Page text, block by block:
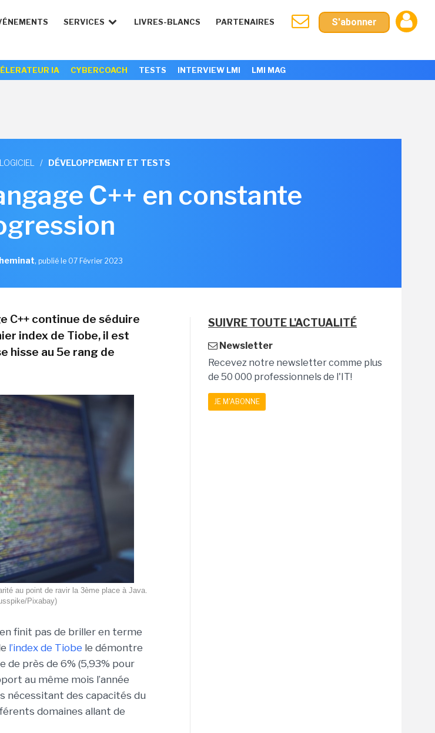
SERVICES LIVRES-BLANCS PARTENAIRES S'abonner
IA CYBERCOACH TESTS INTERVIEW LMI LMI MAG
LOGICIEL / DÉVELOPPEMENT ET TESTS
C++ en constante
, publié le 07 Février 2023
C++ continue de séduire
index de Tiobe, il est
hisse au 5e rang de
au point de ravir la 3ème place à Java.
Pixabay)
finit pas de briller en terme
l’index de Tiobe le démontre
de près de 6% (5,93% pour
au même mois l’année
nécessitant des capacités du
domaines allant de
SUIVRE TOUTE L'ACTUALITÉ
Newsletter
Recevez notre newsletter comme plus
de 50 000 professionnels de l'IT!
JE M'ABONNE